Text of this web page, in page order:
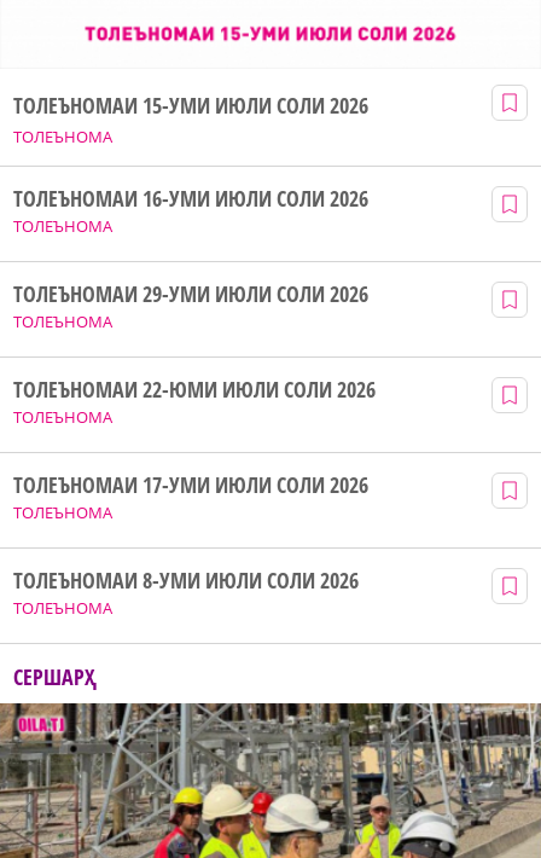
ТОЛЕЪНОМА
ТОЛЕЪНОМАИ 15-УМИ ИЮЛИ СОЛИ 2026
ТОЛЕЪНОМА
ТОЛЕЪНОМАИ 16-УМИ ИЮЛИ СОЛИ 2026
ТОЛЕЪНОМА
ТОЛЕЪНОМАИ 29-УМИ ИЮЛИ СОЛИ 2026
ТОЛЕЪНОМА
ТОЛЕЪНОМАИ 22-ЮМИ ИЮЛИ СОЛИ 2026
ТОЛЕЪНОМА
ТОЛЕЪНОМАИ 17-УМИ ИЮЛИ СОЛИ 2026
ТОЛЕЪНОМА
ТОЛЕЪНОМАИ 8-УМИ ИЮЛИ СОЛИ 2026
СЕРШАРҲ